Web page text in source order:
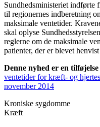
Sundhedsministeriet indførte
til regionernes indberetning
maksimale ventetider.
skal oplyse
reglerne om de maksimale
patienter, der er blevet
Denne nyhed er en
ventetider for kræft- og
november 2014
Kroniske sygdomme
Kræft